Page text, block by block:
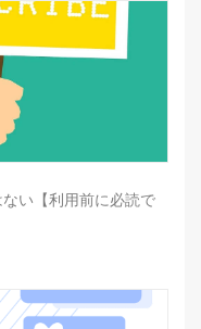
い【利用前に必読で